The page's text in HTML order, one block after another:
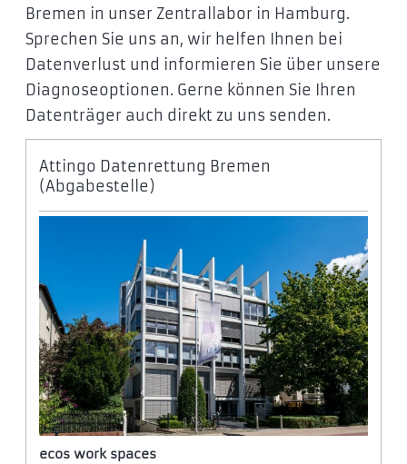
Bremen in unser Zentrallabor in Hamburg.
Sprechen Sie uns an, wir helfen Ihnen bei
Datenverlust und informieren Sie über unsere
Diagnoseoptionen. Gerne können Sie Ihren
Datenträger auch direkt zu uns senden.
Attingo Datenrettung Bremen
(Abgabestelle)
ecos work spaces